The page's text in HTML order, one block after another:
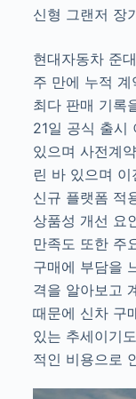
신형 그랜저 장
현대자동차 준
주 만에 누적
최다 판매 기록
21일 공식 출시
있으며 사전계
린 바 있으며
신규 플랫폼 적
상품성 개선 요
만족도 또한 주
구매에 부담을
격을 알아보고
때문에 신차 구
있는 추세이기
적인 비용으로